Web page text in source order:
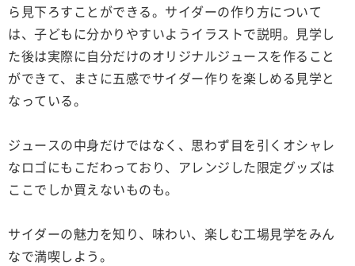
ら見下ろすことができる。サイダーの作り方について
は、子どもに分かりやすいようイラストで説明。見学し
た後は実際に自分だけのオリジナルジュースを作ること
ができて、まさに五感でサイダー作りを楽しめる見学と
なっている。
ジュースの中身だけではなく、思わず目を引くオシャレ
なロゴにもこだわっており、アレンジした限定グッズは
ここでしか買えないものも。
サイダーの魅力を知り、味わい、楽しむ工場見学をみん
なで満喫しよう。